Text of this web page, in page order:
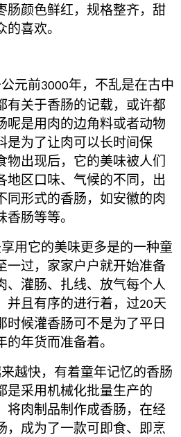
肠颜色鲜红，规格整齐，甜
喜欢。
元前3000年，不乱是在古中
有关于香肠的记载，或许都
呢是用肉的边角料或者动物
是为了让肉可以长时间保
出现后，它的美味被人们
地区口味、气候的不同，出
同形式的香肠，如安徽的肉
肠等等。
用它的美味更多是的一种童
一过，家家户户就开始准备
、灌肠、扎线、放气每个人
并且有序的进行着，过20天
时候灌香肠可不是为了平日
年货而准备着。
越快，有着童年记忆的香肠
是采用机械化批量生产的
将肉制品制作成香肠，在经
，成为了一款可即食、即烹